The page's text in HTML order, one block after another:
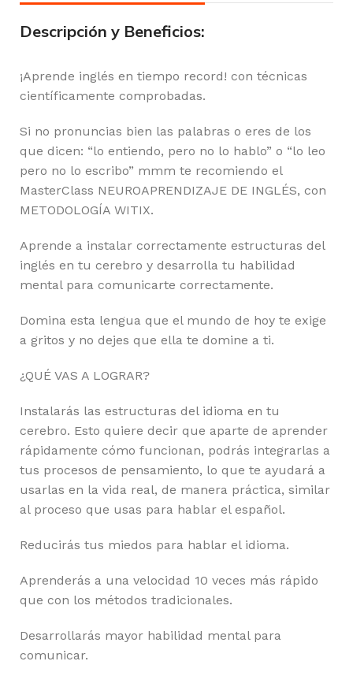
Descripción y Beneficios:
¡Aprende inglés en tiempo record! con técnicas
científicamente comprobadas.
Si no pronuncias bien las palabras o eres de los
que dicen: “lo entiendo, pero no lo hablo” o “lo leo
pero no lo escribo” mmm te recomiendo el
MasterClass NEUROAPRENDIZAJE DE INGLÉS, con
METODOLOGÍA WITIX.
Aprende a instalar correctamente estructuras del
inglés en tu cerebro y desarrolla tu habilidad
mental para comunicarte correctamente.
Domina esta lengua que el mundo de hoy te exige
a gritos y no dejes que ella te domine a ti.
¿QUÉ VAS A LOGRAR?
Instalarás las estructuras del idioma en tu
cerebro. Esto quiere decir que aparte de aprender
rápidamente cómo funcionan, podrás integrarlas a
tus procesos de pensamiento, lo que te ayudará a
usarlas en la vida real, de manera práctica, similar
al proceso que usas para hablar el español.
Reducirás tus miedos para hablar el idioma.
Aprenderás a una velocidad 10 veces más rápido
que con los métodos tradicionales.
Desarrollarás mayor habilidad mental para
comunicar.